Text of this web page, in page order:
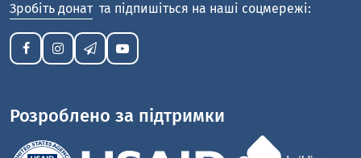
Зробіть донат та підпишіться на наші соцмережі:
Розроблено за підтримки